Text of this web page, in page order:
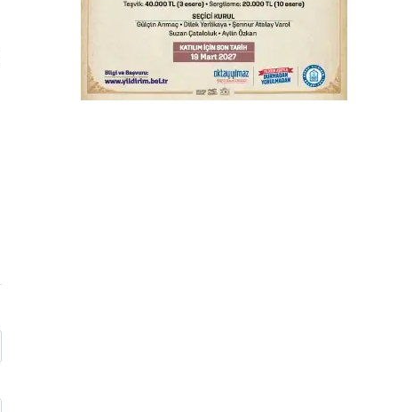
Osmangazi’de iş arayanlara destek
TOFAŞ Basketbol'da sağlık kontrolleri
başladı